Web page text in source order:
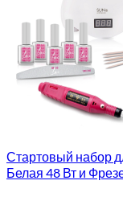
Стартовый набор
Белая 48 Вт и